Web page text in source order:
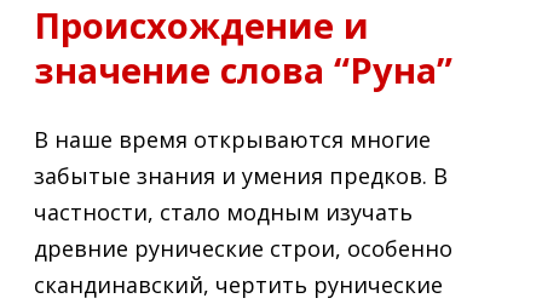
Происхождение и
значение слова “Руна”
В наше время открываются многие
забытые знания и умения предков. В
частности, стало модным изучать
древние рунические строи, особенно
скандинавский, чертить рунические